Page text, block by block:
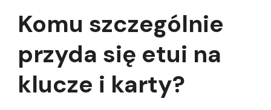
Komu szczególnie
przyda się etui na
klucze i karty?